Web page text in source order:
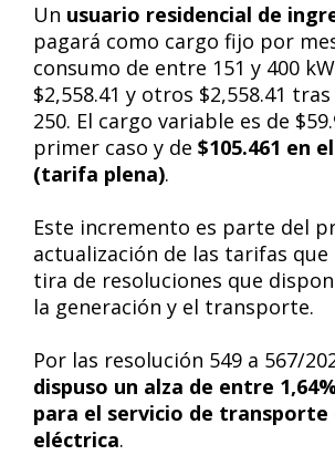
Un usuario residencial de
pagará como cargo fijo por
consumo de entre 151 y 400
$2,558.41 y otros $2,558.41
250. El cargo variable es de
primer caso y de $105.461 en
(tarifa plena).
Este incremento es parte del
actualización de las tarifas
tira de resoluciones que
la generación y el transporte.
Por las resolución 549 a 567/
dispuso un alza de entre
para el servicio de transporte
eléctrica.